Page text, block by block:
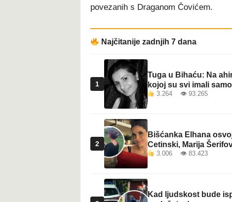
povezanih s Draganom Čovićem.
Najčitanije zadnjih 7 dana
1
Tuga u Bihaću: Na
kojoj su svi imali
3.264 👁 93.265
2
Bišćanka Elhana
Cetinski, Marija
3.006 👁 83.423
Kad ljudskost bude